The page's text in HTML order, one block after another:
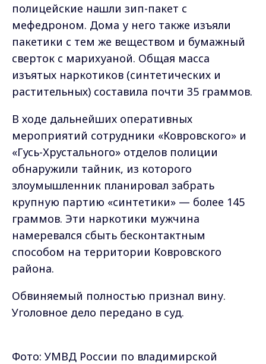
полицейские нашли зип-пакет с
мефедроном. Дома у него также изъяли
пакетики с тем же веществом и бумажный
сверток с марихуаной. Общая масса
изъятых наркотиков (синтетических и
растительных) составила почти 35 граммов.
В ходе дальнейших оперативных
мероприятий сотрудники «Ковровского» и
«Гусь-Хрустального» отделов полиции
обнаружили тайник, из которого
злоумышленник планировал забрать
крупную партию «синтетики» — более 145
граммов. Эти наркотики мужчина
намеревался сбыть бесконтактным
способом на территории Ковровского
района.
Обвиняемый полностью признал вину.
Уголовное дело передано в суд.
Фото: УМВД России по владимирской